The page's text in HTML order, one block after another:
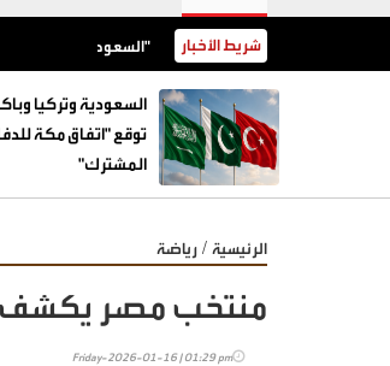
شريط الأخبار السعودية وتركيا وباكستان توقع "اتفاق مكة للدفاع المشترك"
السعودية وتركيا
توقع "اتفاق مكة
المشترك"
الرئيسية / رياضة
منتخب مصر يكشف
Friday-2026-01-16 | 01:29 pm